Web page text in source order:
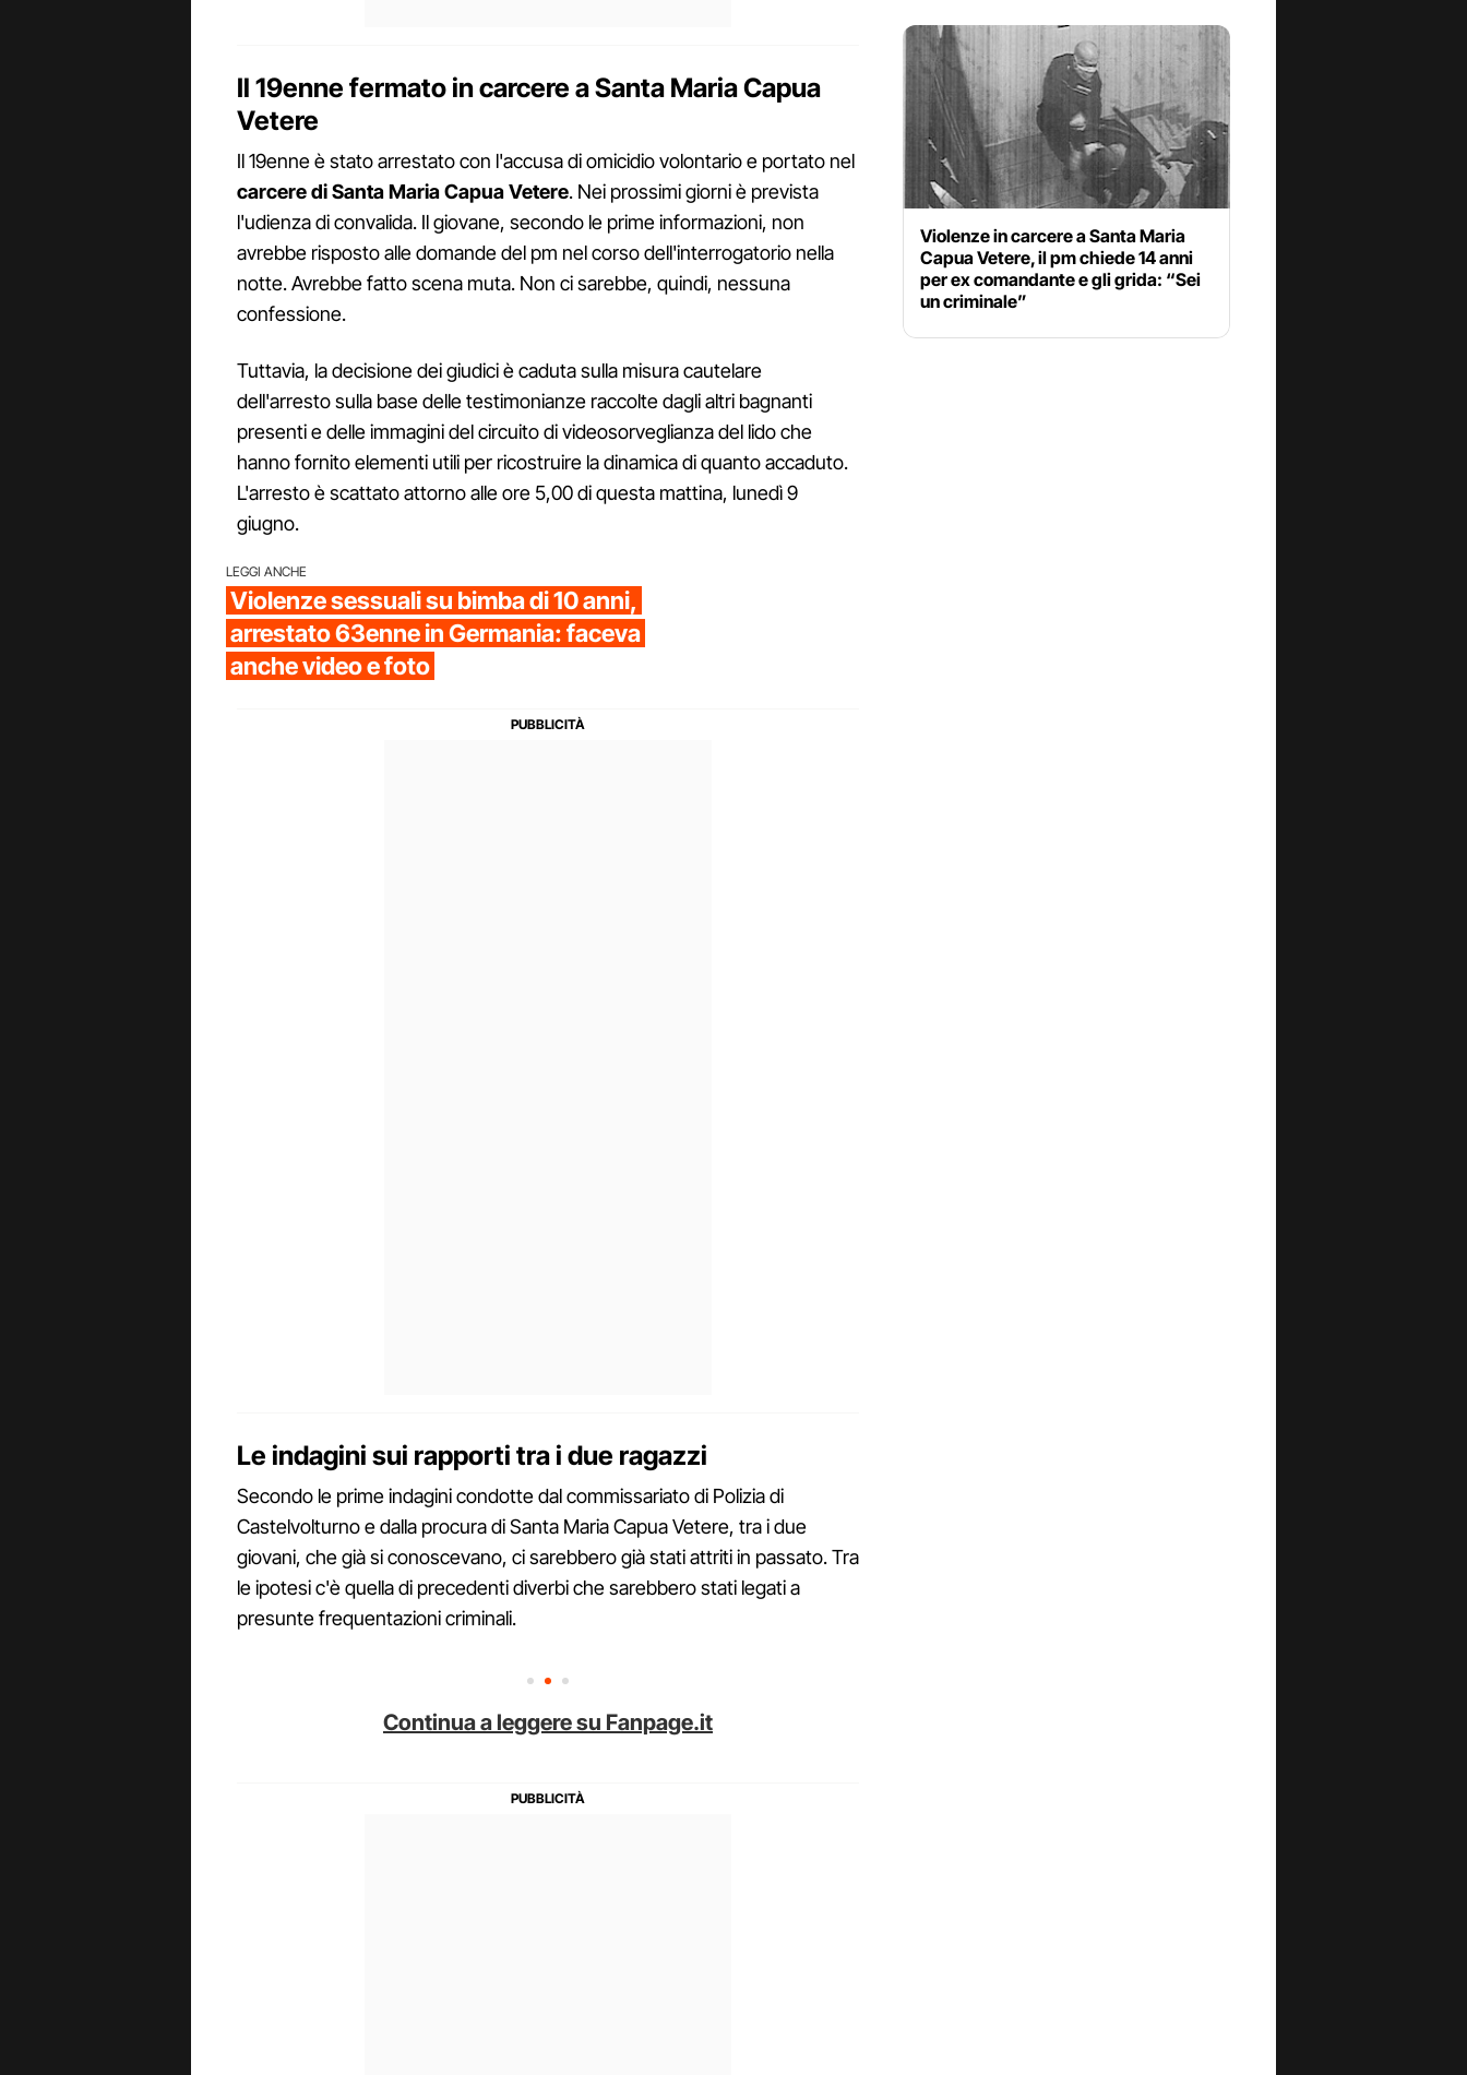
Il 19enne fermato in carcere a Santa Maria Capua
Vetere
Il 19enne è stato arrestato con l'accusa di omicidio volontario e portato nel
carcere di Santa Maria Capua Vetere. Nei prossimi giorni è prevista
l'udienza di convalida. Il giovane, secondo le prime informazioni, non
avrebbe risposto alle domande del pm nel corso dell'interrogatorio nella
notte. Avrebbe fatto scena muta. Non ci sarebbe, quindi, nessuna
confessione.
Tuttavia, la decisione dei giudici è caduta sulla misura cautelare
dell'arresto sulla base delle testimonianze raccolte dagli altri bagnanti
presenti e delle immagini del circuito di videosorveglianza del lido che
hanno fornito elementi utili per ricostruire la dinamica di quanto accaduto.
L'arresto è scattato attorno alle ore 5,00 di questa mattina, lunedì 9
giugno.
LEGGI ANCHE
Violenze sessuali su bimba di 10 anni,
arrestato 63enne in Germania: faceva
anche video e foto
Le indagini sui rapporti tra i due ragazzi
Secondo le prime indagini condotte dal commissariato di Polizia di
Castelvolturno e dalla procura di Santa Maria Capua Vetere, tra i due
giovani, che già si conoscevano, ci sarebbero già stati attriti in passato. Tra
le ipotesi c'è quella di precedenti diverbi che sarebbero stati legati a
presunte frequentazioni criminali.
Continua a leggere su Fanpage.it
Violenze in carcere a Santa Maria
Capua Vetere, il pm chiede 14 anni
per ex comandante e gli grida: “Sei
un criminale”